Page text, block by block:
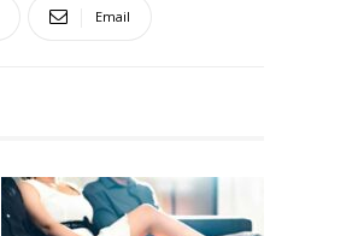
Email